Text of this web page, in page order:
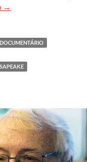
Baía Urbana:
→
DOCUMENTÁRIO